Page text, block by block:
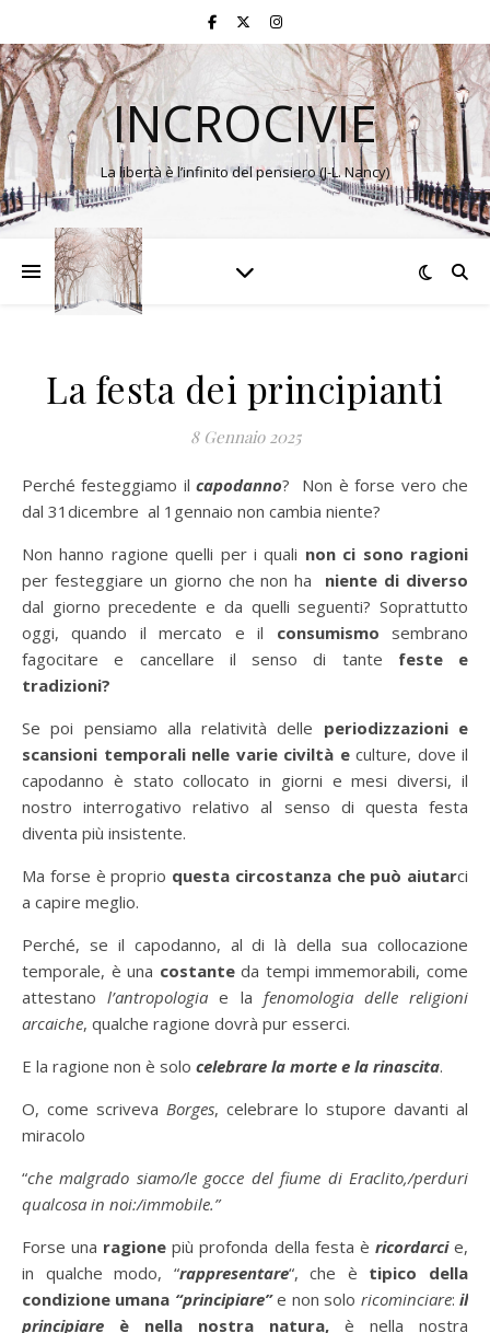
INCROCIVIE
La libertà è l’infinito del pensiero (J-L. Nancy)
La festa dei principianti
8 Gennaio 2025
Perché festeggiamo ilcapodanno? Non è forse vero che
dal 31dicembre al 1gennaio non cambia niente?
Non hanno ragione quelli per i quali non ci sono ragioni
per festeggiare un giorno che non ha niente di diverso
dal giorno precedente e da quelli seguenti? Soprattutto
oggi, quando il mercato e il consumismo sembrano
fagocitare e cancellare il senso di tante feste e
tradizioni?
Se poi pensiamo alla relatività delle periodizzazioni e
scansioni temporali nelle varie civiltà e culture, dove il
capodanno è stato collocato in giorni e mesi diversi, il
nostro interrogativo relativo al senso di questa festa
diventa più insistente.
Ma forse è proprio questa circostanza che può aiutarci
a capire meglio.
Perché, se il capodanno, al di là della sua collocazione
temporale, è una costanteda tempi immemorabili, come
attestanol’antropologia e la fenomologia delle religioni
arcaiche, qualche ragione dovrà pur esserci.
E la ragione non è solo celebrare la morte e la rinascita.
O, come scriveva Borges, celebrare lo stupore davanti al
miracolo
“che malgrado siamo/le gocce del fiume di Eraclito,/perduri
qualcosa in noi:/immobile.”
Forse una ragione più profonda della festa è ricordarcie,
in qualche modo, “rappresentare“, che è tipico della
condizione umana “principiare”e non solo ricominciare: il
principiare è nella nostra natura, è nella nostra